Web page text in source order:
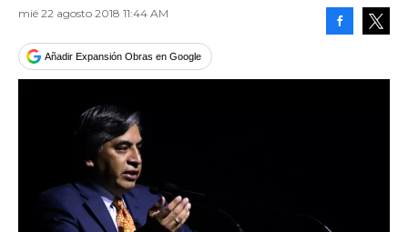
mié 22 agosto 2018 11:44 AM
Añadir Expansión Obras en Google